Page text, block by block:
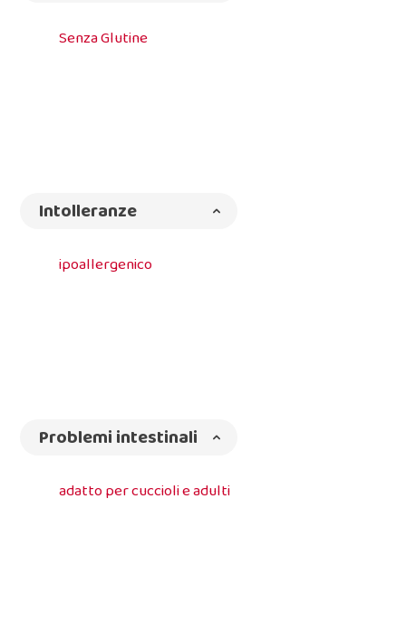
Senza Glutine
Intolleranze
ipoallergenico
Problemi intestinali
adatto per cuccioli e adulti